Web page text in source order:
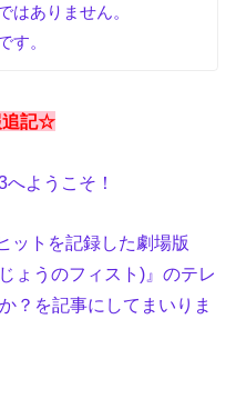
はありません。
す。
追記☆
ようこそ！
ットを記録した劇場版
ょうのフィスト)』のテレ
？を記事にしてまいりま